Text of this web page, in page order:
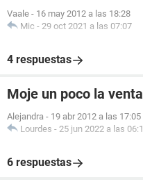
Vaale - 16 may 2012 a las 18:28
Mic - 29 oct 2021 a las 07:07
4 respuestas
Moje un poco la
Alejandra - 19 abr 2012 a las 17:05
Lourdes - 25 jun 2022 a las
6 respuestas